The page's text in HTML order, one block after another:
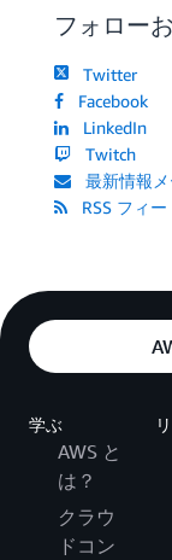
フォロー
Twitter
Facebook
LinkedIn
Twitch
最新情報
RSS フィー
学ぶ
AWS と
は？
クラウ
ドコン